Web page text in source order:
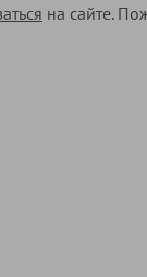
на сайте.